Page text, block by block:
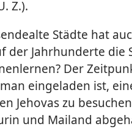
Z.).
Städte hat
der Jahrhunderte
Der
eingeladen ist,
Jehovas zu
und Mailand